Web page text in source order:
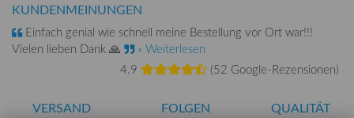
KUNDENMEINUNGEN
Einfach genial wie schnell meine Bestellung vor Ort war!!!
Vielen lieben Dank 🙏
» Weiterlesen
4.9
(52 Google-Rezensionen)
VERSAND FOLGEN QUALITÄT